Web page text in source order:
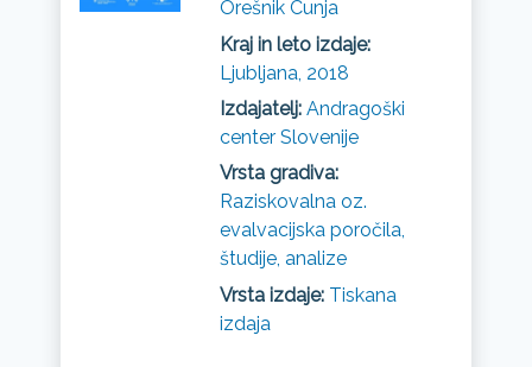
Orešnik Cunja
Kraj in leto izdaje:
Ljubljana, 2018
Izdajatelj: Andragoški
center Slovenije
Vrsta gradiva:
Raziskovalna oz.
evalvacijska poročila,
študije, analize
Vrsta izdaje: Tiskana
izdaja